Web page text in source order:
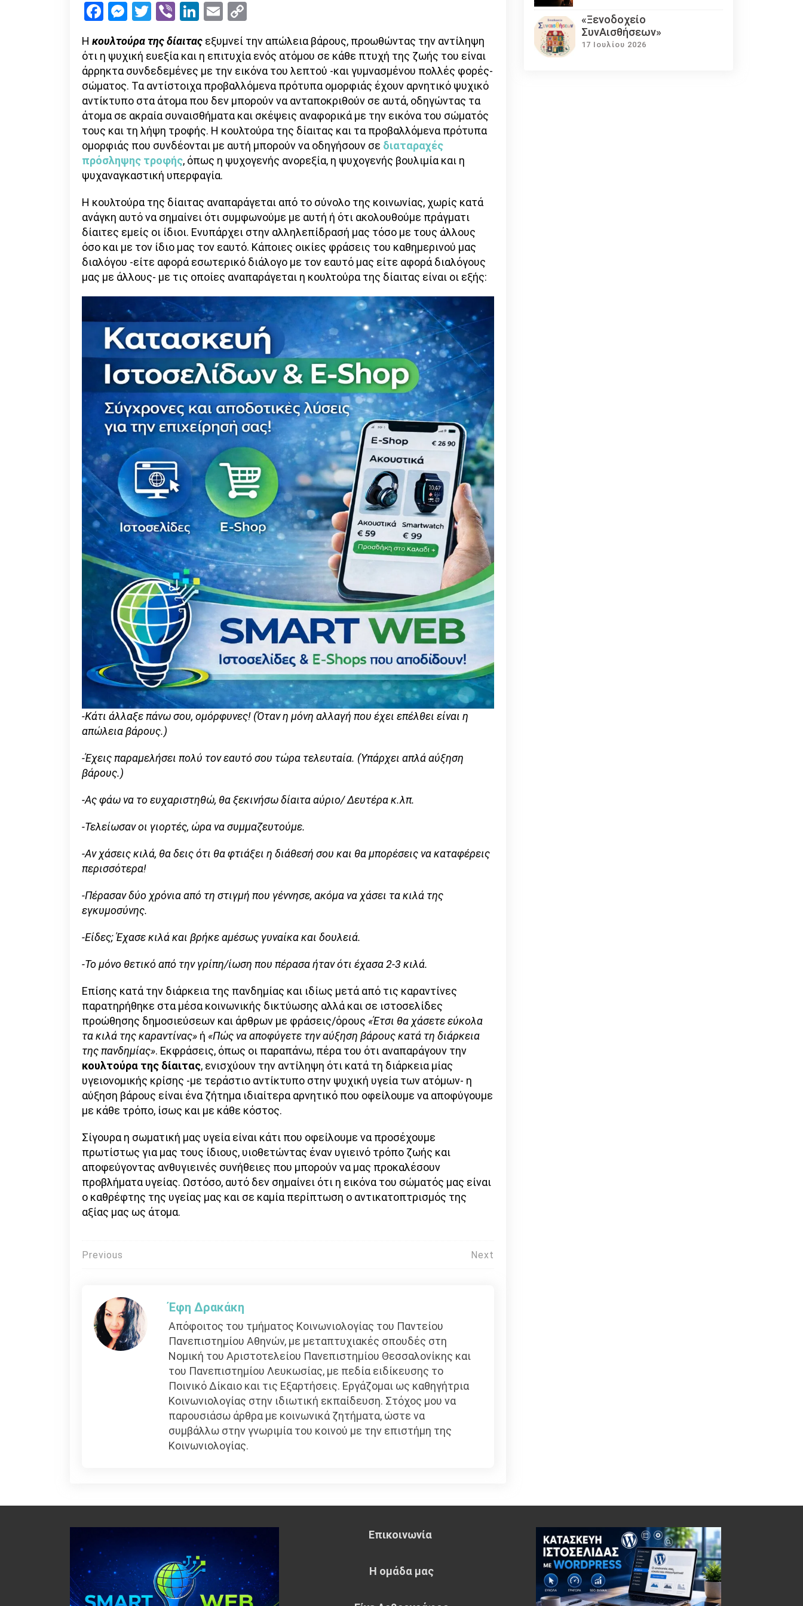
Facebook
Messenger
Twitter
ViberLinkedIn
Email
Η κουλτούρα της δίαιτας εξυμνεί την απώλεια βάρους, προωθώντας την αντίληψη
ότι η ψυχική ευεξία και η επιτυχία ενός ατόμου σε κάθε πτυχή της ζωής του είναι
άρρηκτα συνδεδεμένες με την εικόνα του λεπτού -και γυμνασμένου πολλές φορές-
σώματος. Τα αντίστοιχα προβαλλόμενα πρότυπα ομορφιάς έχουν αρνητικό ψυχικό
αντίκτυπο στα άτομα που δεν μπορούν να ανταποκριθούν σε αυτά, οδηγώντας τα
άτομα σε ακραία συναισθήματα και σκέψεις αναφορικά με την εικόνα του σώματός
τους και τη λήψη τροφής. Η κουλτούρα της δίαιτας και τα προβαλλόμενα πρότυπα
ομορφιάς που συνδέονται με αυτή μπορούν να οδηγήσουν σε διαταραχές
πρόσληψης τροφής, όπως η ψυχογενής ανορεξία, η ψυχογενής βουλιμία και η
ψυχαναγκαστική υπερφαγία.
Η κουλτούρα της δίαιτας αναπαράγεται από το σύνολο της κοινωνίας, χωρίς κατά
ανάγκη αυτό να σημαίνει ότι συμφωνούμε με αυτή ή ότι ακολουθούμε πράγματι
δίαιτες εμείς οι ίδιοι. Ενυπάρχει στην αλληλεπίδρασή μας τόσο με τους άλλους
όσο και με τον ίδιο μας τον εαυτό. Κάποιες οικίες φράσεις του καθημερινού μας
διαλόγου -είτε αφορά εσωτερικό διάλογο με τον εαυτό μας είτε αφορά διαλόγους
μας με άλλους- με τις οποίες αναπαράγεται η κουλτούρα της δίαιτας είναι οι εξής:
-Κάτι άλλαξε πάνω σου, ομόρφυνες! (Όταν η μόνη αλλαγή που έχει επέλθει είναι η
απώλεια βάρους.)
-Έχεις παραμελήσει πολύ τον εαυτό σου τώρα τελευταία. (Υπάρχει απλά αύξηση
βάρους.)
-Ας φάω να το ευχαριστηθώ, θα ξεκινήσω δίαιτα αύριο/ Δευτέρα κ.λπ.
-Τελείωσαν οι γιορτές, ώρα να συμμαζευτούμε.
-Αν χάσεις κιλά, θα δεις ότι θα φτιάξει η διάθεσή σου και θα μπορέσεις να καταφέρεις
περισσότερα!
-Πέρασαν δύο χρόνια από τη στιγμή που γέννησε, ακόμα να χάσει τα κιλά της
εγκυμοσύνης.
-Είδες; Έχασε κιλά και βρήκε αμέσως γυναίκα και δουλειά.
-Το μόνο θετικό από την γρίπη/ίωση που πέρασα ήταν ότι έχασα 2-3 κιλά.
Επίσης κατά την διάρκεια της πανδημίας και ιδίως μετά από τις καραντίνες
παρατηρήθηκε στα μέσα κοινωνικής δικτύωσης αλλά και σε ιστοσελίδες
προώθησης δημοσιεύσεων και άρθρων με φράσεις/όρους «Έτσι θα χάσετε εύκολα
τα κιλά της καραντίνας» ή «Πώς να αποφύγετε την αύξηση βάρους κατά τη διάρκεια
της πανδημίας». Εκφράσεις, όπως οι παραπάνω, πέρα του ότι αναπαράγουν την
κουλτούρα της δίαιτας, ενισχύουν την αντίληψη ότι κατά τη διάρκεια μίας
υγειονομικής κρίσης -με τεράστιο αντίκτυπο στην ψυχική υγεία των ατόμων- η
αύξηση βάρους είναι ένα ζήτημα ιδιαίτερα αρνητικό που οφείλουμε να αποφύγουμε
με κάθε τρόπο, ίσως και με κάθε κόστος.
Σίγουρα η σωματική μας υγεία είναι κάτι που οφείλουμε να προσέχουμε
πρωτίστως για μας τους ίδιους, υιοθετώντας έναν υγιεινό τρόπο ζωής και
αποφεύγοντας ανθυγιεινές συνήθειες που μπορούν να μας προκαλέσουν
προβλήματα υγείας. Ωστόσο, αυτό δεν σημαίνει ότι η εικόνα του σώματός μας είναι
ο καθρέφτης της υγείας μας και σε καμία περίπτωση ο αντικατοπτρισμός της
αξίας μας ως άτομα.
Πλοήγηση
Previous Next
Έφη Δρακάκη
Απόφοιτος του τμήματος Κοινωνιολογίας του Παντείου
Πανεπιστημίου Αθηνών, με μεταπτυχιακές σπουδές στη
Νομική του Αριστοτελείου Πανεπιστημίου Θεσσαλονίκης και
του Πανεπιστημίου Λευκωσίας, με πεδία ειδίκευσης το
Ποινικό Δίκαιο και τις Εξαρτήσεις. Εργάζομαι ως καθηγήτρια
Κοινωνιολογίας στην ιδιωτική εκπαίδευση. Στόχος μου να
παρουσιάσω άρθρα με κοινωνικά ζητήματα, ώστε να
συμβάλλω στην γνωριμία του κοινού με την επιστήμη της
Κοινωνιολογίας.
«Ξενοδοχείο
ΣυνΑισθήσεων»
17 Ιουλίου 2026
Επικοινωνία
Η ομάδα μας